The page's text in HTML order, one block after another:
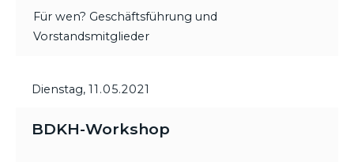
Für wen? Geschäftsführung und
Vorstandsmitglieder
Dienstag, 11.05.2021
BDKH-Workshop